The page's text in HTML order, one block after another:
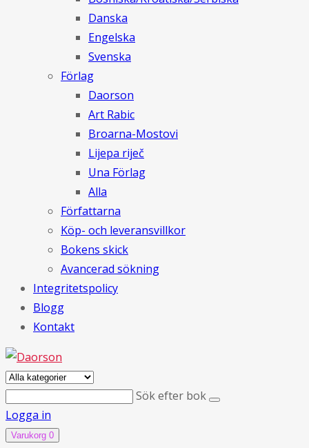
Danska
Engelska
Svenska
Förlag
Daorson
Art Rabic
Broarna-Mostovi
Lijepa riječ
Una Förlag
Alla
Författarna
Köp- och leveransvillkor
Bokens skick
Avancerad sökning
Integritetspolicy
Blogg
Kontakt
Sök efter bok
Logga in
Varukorg 0